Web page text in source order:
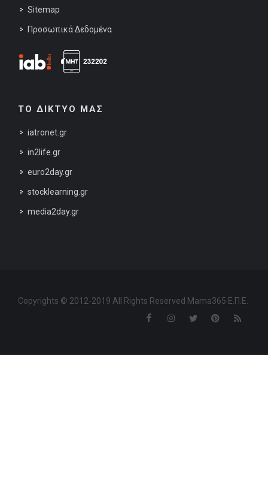
Sitemap
Προσωπικά Δεδομένα
ΤΟ ΔΙΚΤΥΟ ΜΑΣ
iatronet.gr
in2life.gr
euro2day.gr
stocklearning.gr
media2day.gr
Copyrights © 2012-2019 All Rights Reserved Mama365 Ε.Π.Ε.